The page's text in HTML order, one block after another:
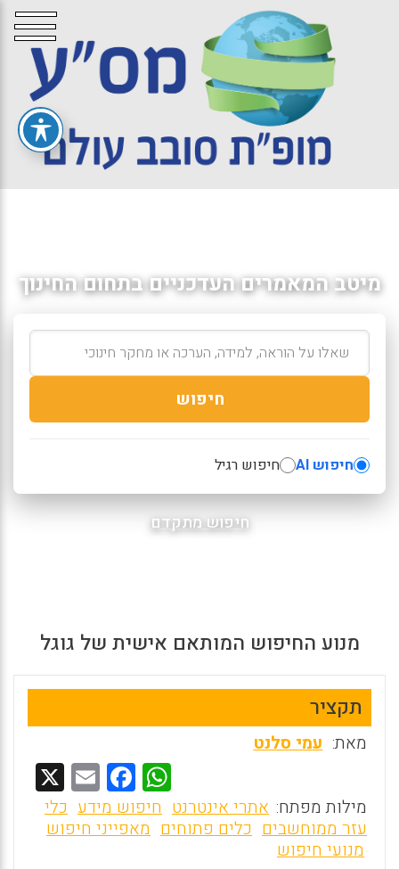
מיטב המאמרים העדכניים בתחום החינוך
חיפוש
חיפוש AI חיפוש רגיל
חיפוש מתקדם
מנוע החיפוש המותאם אישית של גוגל
תקציר
מאת: עמי סלנט
W
h
at
F
a
ce
E
m
ai
מילות מפתח: אתרי אינטרנט חיפוש מידע כלי
עזר ממוחשבים כלים פתוחים מאפייני חיפוש
מנועי חיפוש